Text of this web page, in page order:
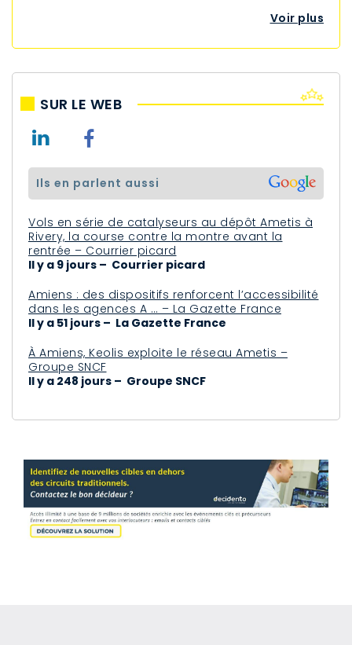
Voir plus
SUR LE WEB
ils en parlent aussi
Vols en série de catalyseurs au dépôt Ametis à
Rivery, la course contre la montre avant la
rentrée – Courrier picard
Il y a 9 jours – Courrier picard
Amiens : des dispositifs renforcent l’accessibilité
dans les agences A … – La Gazette France
Il y a 51 jours – La Gazette France
À Amiens, Keolis exploite le réseau Ametis –
Groupe SNCF
Il y a 248 jours – Groupe SNCF